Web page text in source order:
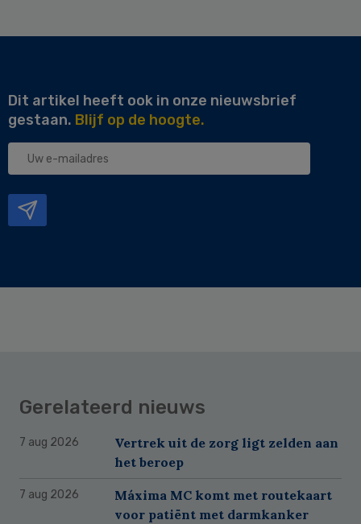
Dit artikel heeft ook in onze nieuwsbrief
gestaan. Blijf op de hoogte.
Uw
Gerelateerd nieuws
7 aug 2026
Vertrek uit de zorg ligt zelden aan
het beroep
7 aug 2026
Máxima MC komt met routekaart
voor patiënt met darmkanker